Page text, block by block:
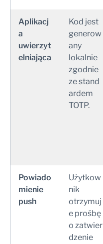
Aplikacj
a
uwierzyt
elniająca
Kod jest
generow
any
lokalnie
zgodnie
ze stand
ardem
TOTP.
Powiado
mienie
push
Użytkow
nik
otrzymuj
e prośbę
o zatwier
dzenie